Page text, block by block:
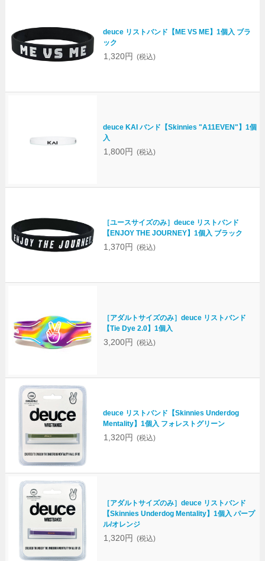
deuce リストバンド【ME VS ME】1個入 ブラ
ック
1,320円 (税込)
deuce KAI バンド【Skinnies "A11EVEN"】1個
入
1,800円 (税込)
［ユースサイズのみ］deuce リストバンド
【ENJOY THE JOURNEY】1個入 ブラック
1,370円 (税込)
［アダルトサイズのみ］deuce リストバンド
【Tie Dye 2.0】1個入
3,200円 (税込)
deuce リストバンド【Skinnies Underdog
Mentality】1個入 フォレストグリーン
1,320円 (税込)
［アダルトサイズのみ］deuce リストバンド
【Skinnies Underdog Mentality】1個入 パープ
ル/オレンジ
1,320円 (税込)